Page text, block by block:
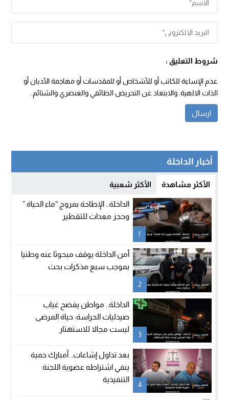
شروط التعليق :
عدم الإساءة للكاتب أو للأشخاص أو للمقدسات أو مهاجمة الأديان أو
الذات الالهية. والابتعاد عن التحريض الطائفي والعنصري والشتائم.
أخبار الداخلة
الأكثر مشاهدة الأكثر شعبية
1
الداخلة.. الإطاحة بمروج “ماء الحياة ”
وحجز معدات للتقطير
2
أمن الداخلة يوقف مبحوثا عنه وطنيا
بموجب سبع مذكرات بحث
3
الداخلة.. مواطن يفضح غياب
صيدليات الحراسة: حياة المرضى
ليست مجالا للاستهتار
4
بعد تداول إشاعات.. أمبارك حمية
ينفي اشتراطه عضوية اللجنة
التنفيذية